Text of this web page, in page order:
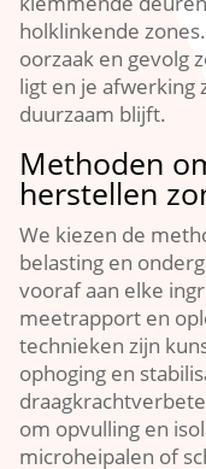
holklinkende
oorzaak en gevolg
ligt en je afwerking
duurzaam blijft.​
Methoden
herstellen
We kiezen de
belasting en
vooraf aan elke
meetrapport en
technieken zijn
ophoging en
om opvulling en
microheipalen of